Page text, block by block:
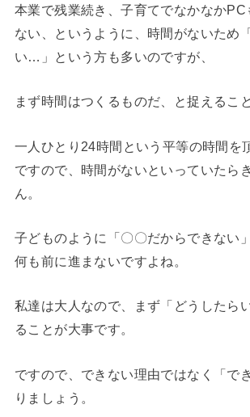
本業で残業続き、子育てでなかなかPC
ない、というように、時間がないため
い…」という方も多いのですが、
まず時間はつくるものだ、と捉えるこ
一人ひとり24時間という平等の時間を
ですので、時間がないといっていたら
ん。
子どものように「〇〇だからできない
何も前に進まないですよね。
私達は大人なので、まず「どうしたら
ることが大事です。
ですので、できない理由ではなく「で
りましょう。